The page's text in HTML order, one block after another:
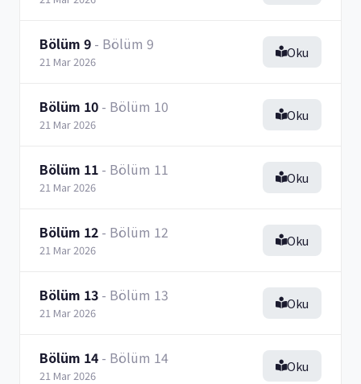
Bölüm 9 - Bölüm 9
21 Mar 2026
Oku
Bölüm 10 - Bölüm 10
21 Mar 2026
Oku
Bölüm 11 - Bölüm 11
21 Mar 2026
Oku
Bölüm 12 - Bölüm 12
21 Mar 2026
Oku
Bölüm 13 - Bölüm 13
21 Mar 2026
Oku
Bölüm 14 - Bölüm 14
21 Mar 2026
Oku